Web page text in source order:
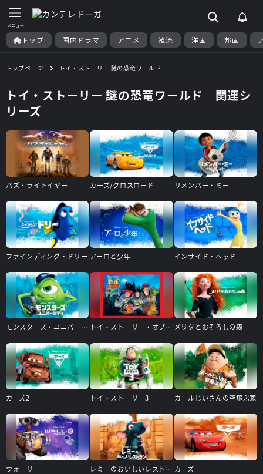
トップ 国内ドラマ アニメ 韓流 洋画 邦画
トップページ トイ・ストーリー 謎の恐竜ワールド
トイ・ストーリー 謎の恐竜ワールド 関連シ
リーズ
バズ・ライトイヤー カーズ/クロスロード リメンバー・ミー
ファインディング・ドリー アーロと少年 インサイド・ヘッド
モンスターズ・ユニバーシティ トイ・ストーリー・オブ・テラー! メリダとおそろしの森
カーズ2 トイ・ストーリー3 カールじいさんの空飛ぶ家
ウォーリー レミーのおいしいレストラン カーズ